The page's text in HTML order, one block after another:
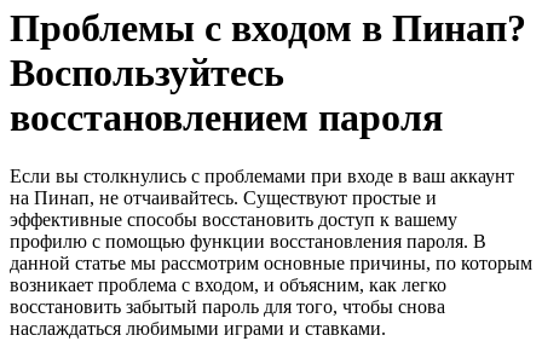
Проблемы с входом в Пинап?
Воспользуйтесь
восстановлением пароля
Если вы столкнулись с проблемами при входе в ваш аккаунт
на Пинап, не отчаивайтесь. Существуют простые и
эффективные способы восстановить доступ к вашему
профилю с помощью функции восстановления пароля. В
данной статье мы рассмотрим основные причины, по которым
возникает проблема с входом, и объясним, как легко
восстановить забытый пароль для того, чтобы снова
наслаждаться любимыми играми и ставками.